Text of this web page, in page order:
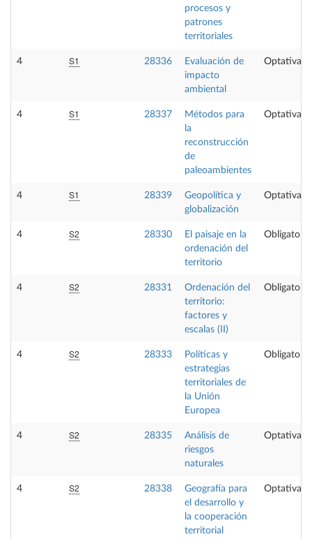
procesos y
patrones
territoriales
4 S1 28336
Evaluación de
impacto
ambiental
Optativa
4 S1 28337
Métodos para
la
reconstrucción
de
paleoambientes
Optativa
4 S1 28339
Geopolítica y
globalización
Optativa
4 S2 28330
El paisaje en la
ordenación del
territorio
Obligatoria
4 S2 28331
Ordenación del
territorio:
factores y
escalas (II)
Obligatoria
4 S2 28333
Políticas y
estrategias
territoriales de
la Unión
Europea
Obligatoria
4 S2 28335
Análisis de
riesgos
naturales
Optativa
4 S2 28338
Geografía para
el desarrollo y
la cooperación
territorial
Optativa